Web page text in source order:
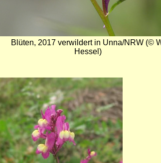
Blüten, 2017 verwildert in Unna/NRW (©
Hessel)
Bild